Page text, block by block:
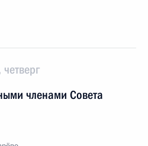
членами Совета